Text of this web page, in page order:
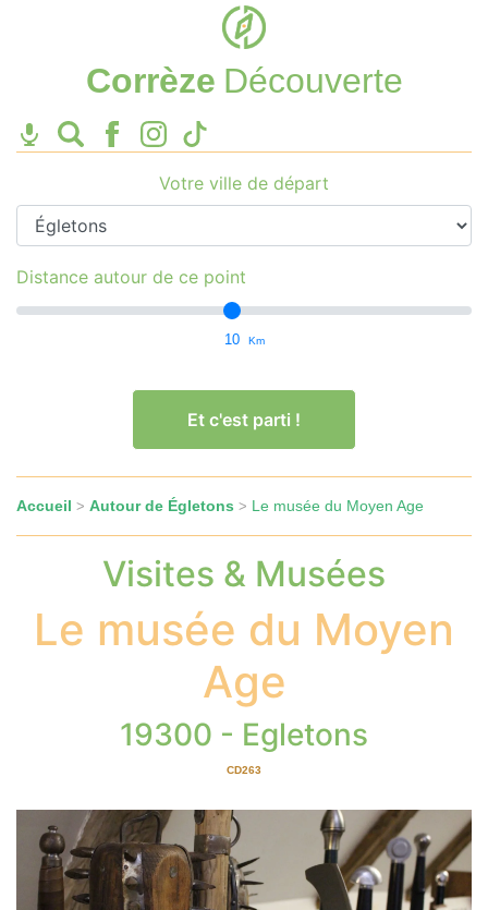
Corrèze Découverte
Votre ville de départ
Distance autour de ce point
10 Km
Et c'est parti !
Accueil > Autour de Égletons > Le musée du Moyen Age
Visites & Musées
Le musée du Moyen
Age
19300 - Egletons
CD263